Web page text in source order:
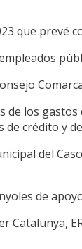
que prevé
los
de crédito y
del
de